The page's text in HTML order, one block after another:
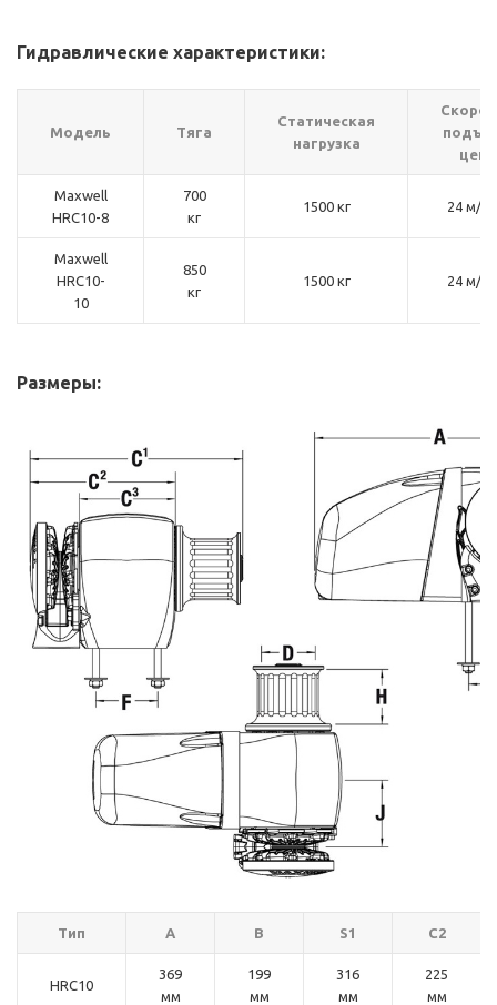
Гидравлические характеристики:
Модель Тяга
Статическая
нагрузка
цепи
Maxwell
HRC10-8
700
кг
1500 кг 24 м/
Maxwell
HRC10-
10
850
кг
1500 кг 24 м/
Размеры:
Тип A B S1 C2
HRC10
369
мм
199
мм
316
мм
225
мм